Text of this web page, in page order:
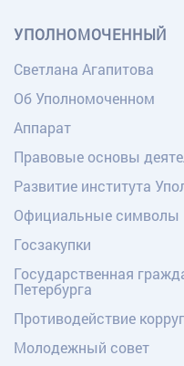
УПОЛНОМОЧЕННЫЙ
Светлана Агапитова
Об Уполномоченном
Аппарат
Правовые основы
Развитие института
Официальные символы
Госзакупки
Государственная
Петербурга
Противодействие
Молодежный совет